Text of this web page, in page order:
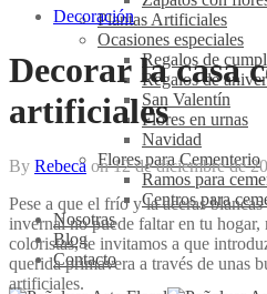
Plantas Artificiales
Ocasiones especiales
Regalos de
Regalos de
San Valentín
Flores en urnas
Navidad
Flores para Cementerio
Ramos para
Centros para
Nosotras
Blog
Contacto
Decoración
Decorar la casa
artificiales
By Rebeca on 12 de diciembre de
Pese a que el frío y la aceras
invernal no puede faltar en tu hogar,
coloristas, te invitamos a que
querida primavera a través de unas
artificiales.